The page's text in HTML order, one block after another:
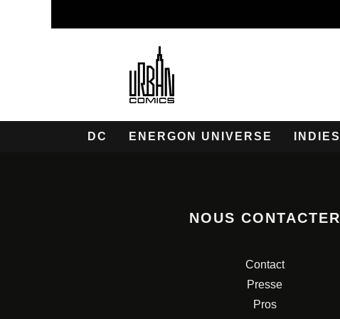
DC ENERGON UNIVERSE INDIES
NOUS CONTACTER
Contact
Presse
Pros